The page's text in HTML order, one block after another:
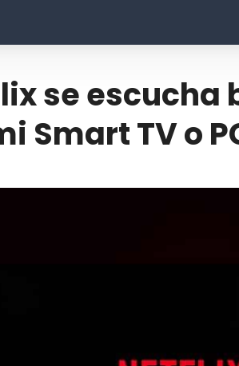
se escucha
Smart TV o